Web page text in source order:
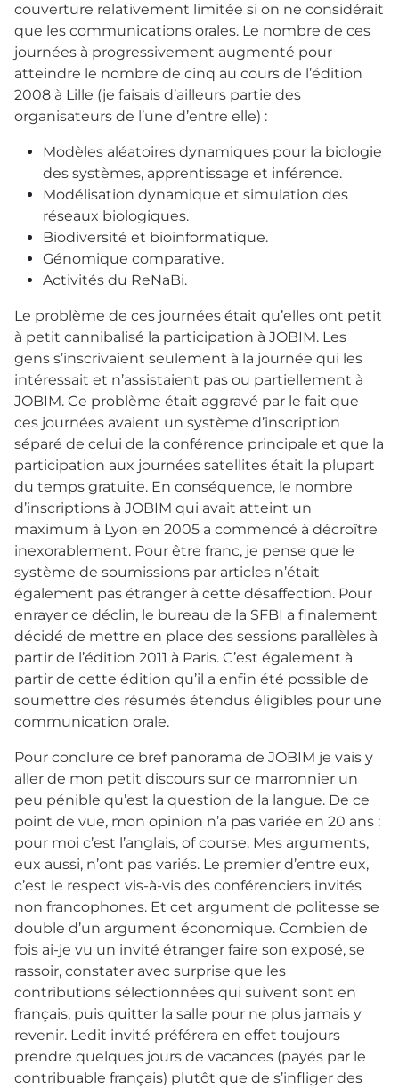
couverture relativement limitée si on ne considérait
que les communications orales. Le nombre de ces
journées à progressivement augmenté pour
atteindre le nombre de cinq au cours de l’édition
2008 à Lille (je faisais d’ailleurs partie des
organisateurs de l’une d’entre elle) :
Modèles aléatoires dynamiques pour la biologie
des systèmes, apprentissage et inférence.
Modélisation dynamique et simulation des
réseaux biologiques.
Biodiversité et bioinformatique.
Génomique comparative.
Activités du ReNaBi.
Le problème de ces journées était qu’elles ont petit
à petit cannibalisé la participation à JOBIM. Les
gens s’inscrivaient seulement à la journée qui les
intéressait et n’assistaient pas ou partiellement à
JOBIM. Ce problème était aggravé par le fait que
ces journées avaient un système d’inscription
séparé de celui de la conférence principale et que la
participation aux journées satellites était la plupart
du temps gratuite. En conséquence, le nombre
d’inscriptions à JOBIM qui avait atteint un
maximum à Lyon en 2005 a commencé à décroître
inexorablement. Pour être franc, je pense que le
système de soumissions par articles n’était
également pas étranger à cette désaffection. Pour
enrayer ce déclin, le bureau de la SFBI a finalement
décidé de mettre en place des sessions parallèles à
partir de l’édition 2011 à Paris. C’est également à
partir de cette édition qu’il a enfin été possible de
soumettre des résumés étendus éligibles pour une
communication orale.
Pour conclure ce bref panorama de JOBIM je vais y
aller de mon petit discours sur ce marronnier un
peu pénible qu’est la question de la langue. De ce
point de vue, mon opinion n’a pas variée en 20 ans :
pour moi c’est l’anglais, of course. Mes arguments,
eux aussi, n’ont pas variés. Le premier d’entre eux,
c’est le respect vis-à-vis des conférenciers invités
non francophones. Et cet argument de politesse se
double d’un argument économique. Combien de
fois ai-je vu un invité étranger faire son exposé, se
rassoir, constater avec surprise que les
contributions sélectionnées qui suivent sont en
français, puis quitter la salle pour ne plus jamais y
revenir. Ledit invité préférera en effet toujours
prendre quelques jours de vacances (payés par le
contribuable français) plutôt que de s’infliger des